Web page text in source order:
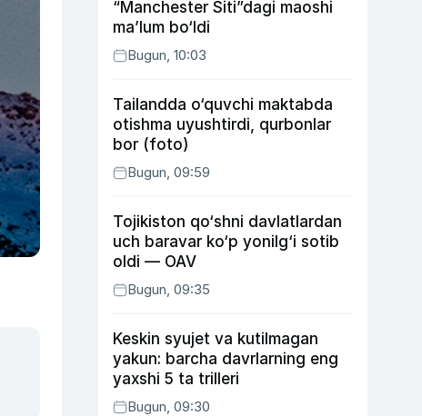
“Manchester Siti”dagi maoshi
ma’lum bo‘ldi
Bugun, 10:03
Tailandda o‘quvchi maktabda
otishma uyushtirdi, qurbonlar
bor (foto)
Bugun, 09:59
Tojikiston qo‘shni davlatlardan
uch baravar ko‘p yonilg‘i sotib
oldi — OAV
Bugun, 09:35
Keskin syujet va kutilmagan
yakun: barcha davrlarning eng
yaxshi 5 ta trilleri
Bugun, 09:30